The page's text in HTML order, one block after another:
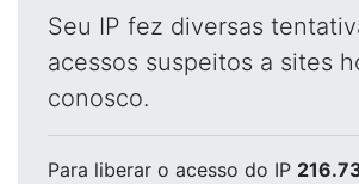
Seu IP fez diversas
acessos suspeitos a sites
conosco.
Para liberar o acesso do IP